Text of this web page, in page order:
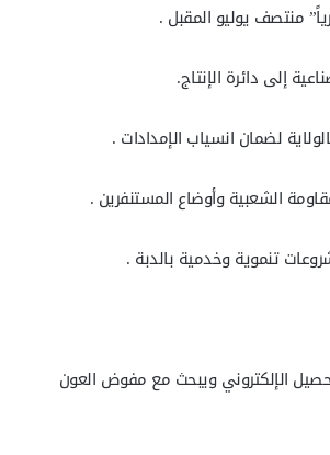
لضمان انسياب الإمدادات .
الشعبية وأوضاع المستنفرين .
تنموية وخدمية بالدبة .
الإلكتروني ويبحث مع مفوض العون